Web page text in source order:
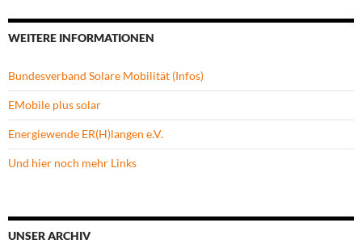
WEITERE INFORMATIONEN
Bundesverband Solare Mobilität (Infos)
EMobile plus solar
Energiewende ER(H)langen e.V.
Und hier noch mehr Links
UNSER ARCHIV